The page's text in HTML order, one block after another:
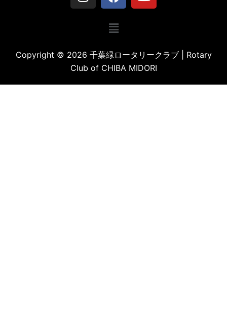
Copyright © 2026 千葉緑ロータリークラブ | Rotary
Club of CHIBA MIDORI